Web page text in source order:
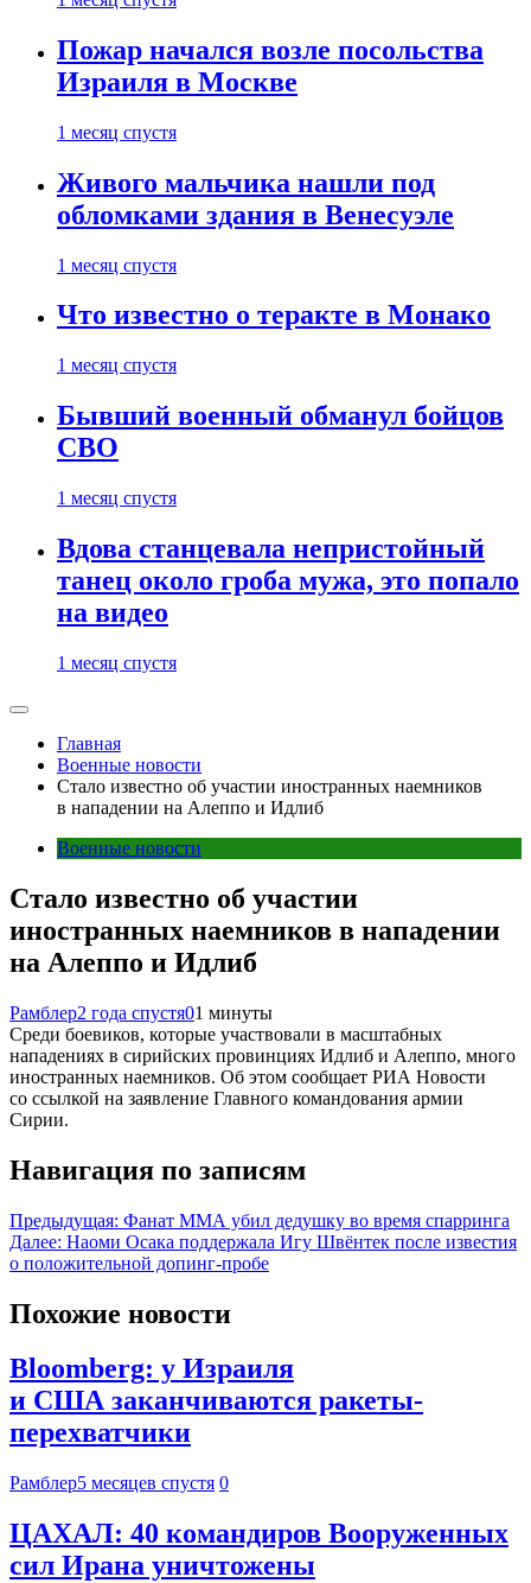
Пожар начался возле посольства
Израиля в Москве
1 месяц спустя
Живого мальчика нашли под
обломками здания в Венесуэле
1 месяц спустя
Что известно о теракте в Монако
1 месяц спустя
Бывший военный обманул бойцов
СВО
1 месяц спустя
Вдова станцевала непристойный
танец около гроба мужа, это попало
на видео
1 месяц спустя
Главная
Военные новости
Стало известно об участии иностранных наемников
в нападении на Алеппо и Идлиб
Военные новости
Стало известно об участии
иностранных наемников в нападении
на Алеппо и Идлиб
Рамблер2 года спустя01 минуты
Среди боевиков, которые участвовали в масштабных
нападениях в сирийских провинциях Идлиб и Алеппо, много
иностранных наемников. Об этом сообщает РИА Новости
со ссылкой на заявление Главного командования армии
Сирии.
Навигация по записям
Предыдущая: Фанат ММА убил дедушку во время спарринга
Далее: Наоми Осака поддержала Игу Швёнтек после известия
о положительной допинг-пробе
Похожие новости
Bloomberg: у Израиля
и США заканчиваются ракеты-
перехватчики
Рамблер5 месяцев спустя 0
ЦАХАЛ: 40 командиров Вооруженных
сил Ирана уничтожены